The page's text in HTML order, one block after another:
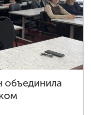
объединила